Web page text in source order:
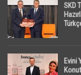
SKD
Evini